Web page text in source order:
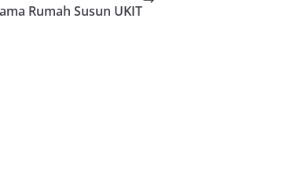
Rumah Susun UKIT